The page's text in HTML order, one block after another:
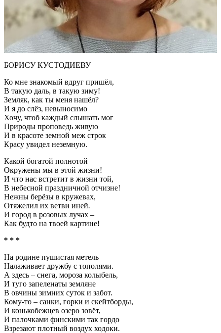
БОРИСУ КУСТОДИЕВУ
Ко мне знакомый вдруг пришёл,
В такую даль, в такую зиму!
Земляк, как ты меня нашёл?
И я до слёз, невыносимо
Хочу, чтоб каждый слышать мог
Природы проповедь живую
И в красоте земной меж строк
Красу увидел неземную.
Какой богатой полнотой
Окружены мы в этой жизни!
И что нас встретит в жизни той,
В небесной праздничной отчизне!
Нежны берёзы в кружевах,
Отяжелил их ветви иней.
И город в розовых лучах –
Как будто на твоей картине!
* * *
На родине пушистая метель
Налаживает дружбу с тополями.
А здесь – снега, мороза колыбель,
И туго запеленаты земляне
В овчины зимних суток и забот.
Кому-то – санки, горки и скейтборды,
И конькобежцев озеро зовёт,
И палочками финскими так гордо
Взрезают плотный воздух ходоки.